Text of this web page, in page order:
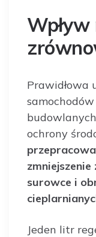
Prawidłowa
ochrony
surowce i
Jeden litr